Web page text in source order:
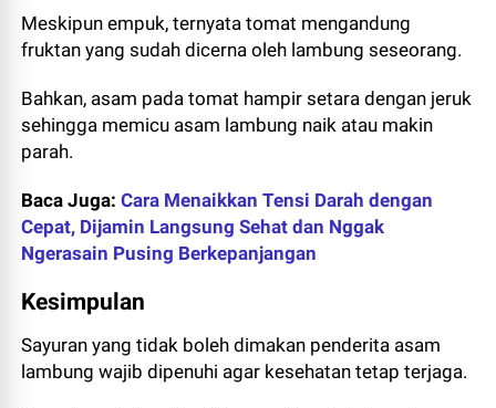
Meskipun empuk, ternyata tomat mengandung
fruktan yang sudah dicerna oleh lambung seseorang.
Bahkan, asam pada tomat hampir setara dengan jeruk
sehingga memicu asam lambung naik atau makin
parah.
Baca Juga:Cara Menaikkan Tensi Darah dengan
Cepat, Dijamin Langsung Sehat dan Nggak
Ngerasain Pusing Berkepanjangan
Kesimpulan
Sayuran yang tidak boleh dimakan penderita asam
lambung wajib dipenuhi agar kesehatan tetap terjaga.